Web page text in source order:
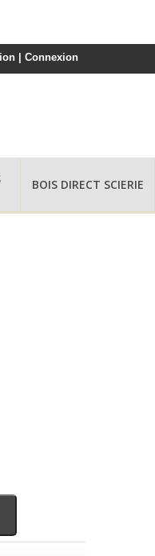
| Connexion
BOIS DIRECT SCIERIE